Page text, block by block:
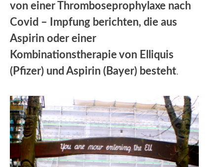
von einer Thromboseprophylaxe nach
Covid – Impfung berichten, die aus
Aspirin oder einer
Kombinationstherapie von Elliquis
(Pfizer) und Aspirin (Bayer) besteht.